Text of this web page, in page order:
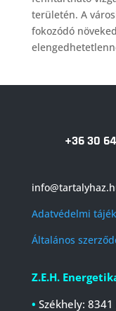
területén. A
fokozódó
+36 30
Adatvédelmi
Általános
Z.E.H.
• Székhely: